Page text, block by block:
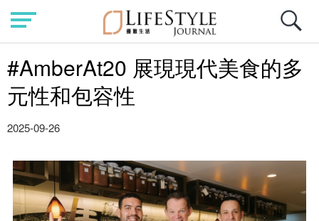
#AmberAt20 展現現代美食的多
元性和包容性
2025-09-26